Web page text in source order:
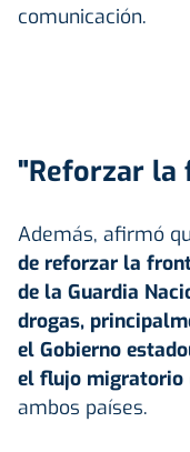
comunicación.
"Reforzar la
Además, afirmó
de reforzar la
de la Guardia
drogas,
el Gobierno
el flujo migratorio
ambos países.